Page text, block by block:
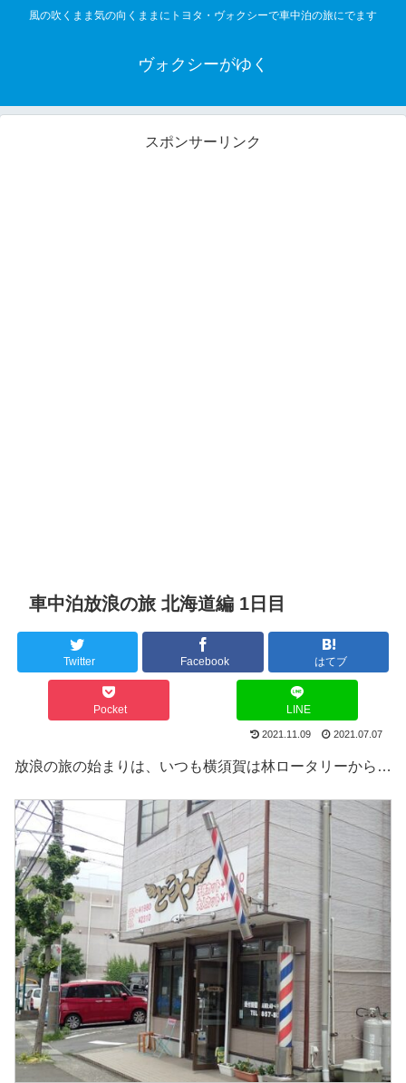
風の吹くまま気の向くままにトヨタ・ヴォクシーで車中泊の旅にでます
ヴォクシーがゆく
スポンサーリンク
車中泊放浪の旅 北海道編 1日目
Twitter Facebook はてブ
Pocket LINE
2021.11.09 2021.07.07
放浪の旅の始まりは、いつも横須賀は林ロータリーから…